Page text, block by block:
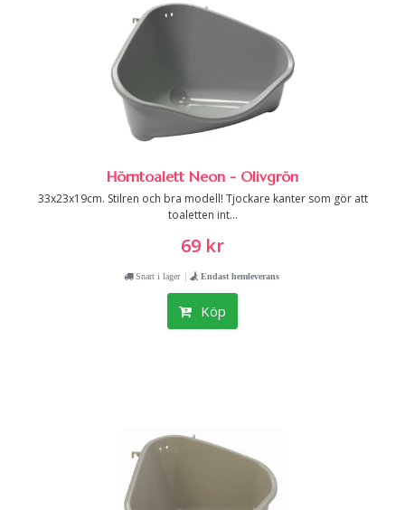
Hörntoalett Neon - Olivgrön
33x23x19cm. Stilren och bra modell! Tjockare kanter som gör att
toaletten int...
69 kr
Snart i lager | Endast hemleverans
Köp